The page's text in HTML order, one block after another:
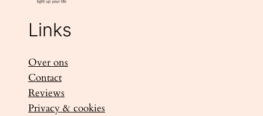
Links
Over ons
Contact
Reviews
Privacy & cookies